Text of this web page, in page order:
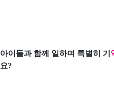
아이들과 함께 일하며 특별히 기
요?